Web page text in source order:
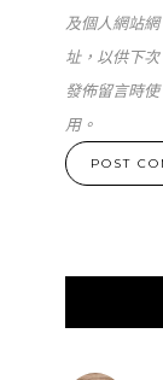
及個人網站網
址，以供下次
發佈留言時使
用。